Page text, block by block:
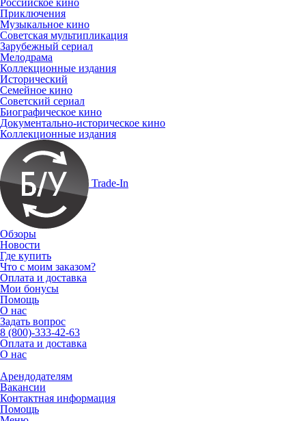
Приключения
Музыкальное кино
Советская мультипликация
Зарубежный сериал
Мелодрама
Коллекционные издания
Исторический
Семейное кино
Советский сериал
Биографическое кино
Документально-историческое кино
Коллекционные издания
Trade-In
Обзоры
Новости
Где купить
Что с моим заказом?
Оплата и доставка
Мои бонусы
Помощь
О нас
Задать вопрос
8 (800)-333-42-63
Оплата и доставка
О нас
Арендодателям
Вакансии
Контактная информация
Помощь